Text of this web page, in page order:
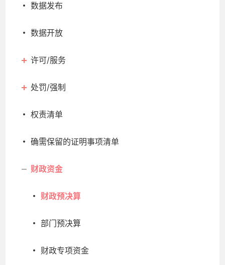
数据发布
数据开放
许可/服务
处罚/强制
权责清单
确需保留的证明事项清单
财政资金
财政预决算
部门预决算
财政专项资金